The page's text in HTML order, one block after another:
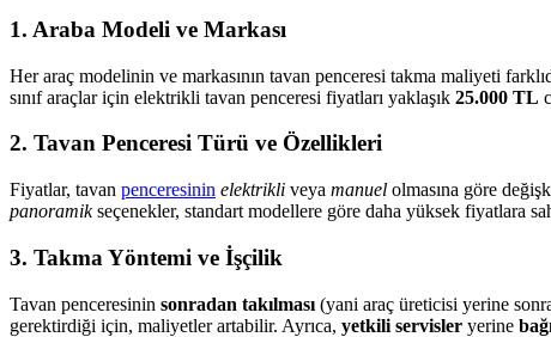
1. Araba Modeli ve Markası
Her araç modelinin ve markasının tavan penceresi takma maliyeti
sınıf araçlar için elektrikli tavan penceresi fiyatları yaklaşık 25.000 TL
2. Tavan Penceresi Türü ve Özellikleri
Fiyatlar, tavan penceresinin elektrikli veya manuel olmasına göre
panoramikseçenekler, standart modellere göre daha yüksek fiyatlara
3. Takma Yöntemi ve İşçilik
Tavan penceresinin sonradan takılması (yani araç üreticisi yerine
gerektirdiği için, maliyetler artabilir. Ayrıca, yetkili servisler yerine